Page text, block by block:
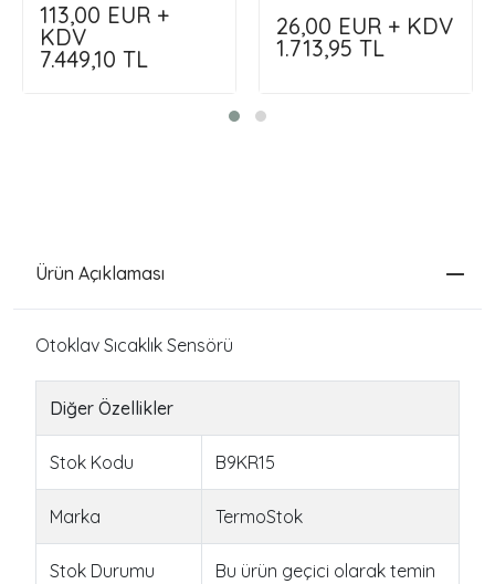
!!!
113,00 EUR +
KDV
7.449,10 TL
26,00 EUR + KDV
1.713,95 TL
Ürün Açıklaması
Otoklav Sıcaklık Sensörü
Diğer Özellikler
Stok Kodu B9KR15
Marka TermoStok
Stok Durumu
Bu ürün geçici olarak temin